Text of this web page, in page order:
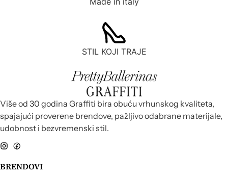
STIL KOJI TRAJE
Više od 30 godina Graffiti bira obuću vrhunskog kvaliteta,
spajajući proverene brendove, pažljivo odabrane materijale,
udobnost i bezvremenski stil.
BRENDOVI